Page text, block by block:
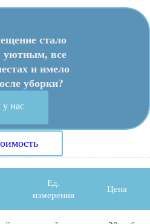
стало
уютным, все
и имело
уборки?
у нас
Ед.
измерения
Цена